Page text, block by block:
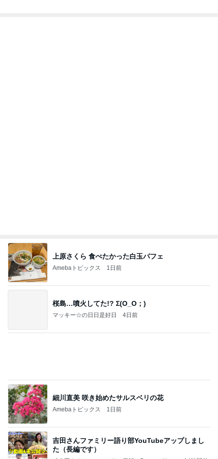
上原さくら 食べたかった白玉パフェ
Amebaトピックス 1日前
桜島…噴火してた!? Σ(O_O；)
マッキー☆の日日是好日 4日前
細川直美 咲き始めたサルスベリの花
Amebaトピックス 1日前
吉田さんファミリー語り部YouTubeアップしまし
た（長編です）